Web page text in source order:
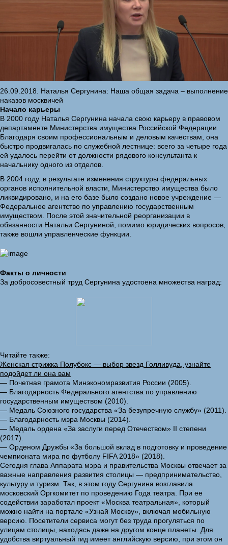
26.09.2018. Наталья Сергунина: Наша общая задача – выполнение
наказов москвичей
Начало карьеры
В 2000 году Наталья Сергунина начала свою карьеру в правовом
департаменте Министерства имущества Российской Федерации.
Благодаря своим профессиональным и деловым качествам, она
быстро продвигалась по служебной лестнице: всего за четыре года
ей удалось перейти от должности рядового консультанта к
начальнику одного из отделов.
В 2004 году, в результате изменения структуры федеральных
органов исполнительной власти, Министерство имущества было
ликвидировано, и на его базе было создано новое учреждение —
Федеральное агентство по управлению государственным
имуществом. После этой значительной реорганизации в
обязанности Натальи Сергуниной, помимо юридических вопросов,
также вошли управленческие функции.
Факты о личности
За добросовестный труд Сергунина удостоена множества наград:
Читайте также:
Женская стрижка Полубокс — выбор звезд Голливуда, узнайте
подойдет ли она вам
— Почетная грамота Минэкономразвития России (2005).
— Благодарность Федерального агентства по управлению
государственным имуществом (2010).
— Медаль Союзного государства «За безупречную службу» (2011).
— Благодарность мэра Москвы (2014).
— Медаль ордена «За заслуги перед Отечеством» II степени
(2017).
— Орденом Дружбы «За большой вклад в подготовку и проведение
чемпионата мира по футболу FIFA 2018» (2018).
Сегодня глава Аппарата мэра и правительства Москвы отвечает за
важные направления развития столицы — предпринимательство,
культуру и туризм. Так, в этом году Сергунина возглавила
московский Оргкомитет по проведению Года театра. При ее
содействии заработал проект «Москва театральная», который
можно найти на портале «Узнай Москву», включая мобильную
версию. Посетители сервиса могут без труда прогуляться по
улицам столицы, находясь даже на другом конце планеты. Для
удобства виртуальный гид имеет английскую версию, при этом он